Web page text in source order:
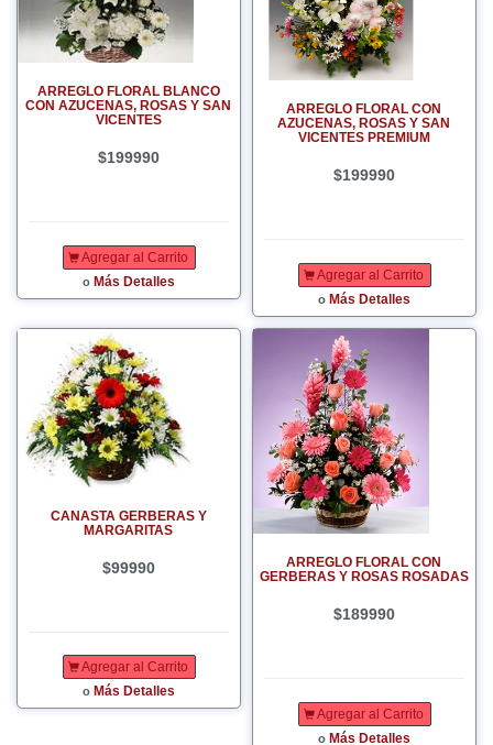
ARREGLO FLORAL BLANCO
CON AZUCENAS, ROSAS Y SAN
VICENTES
$199990
Agregar al Carrito
o Más Detalles
ARREGLO FLORAL CON
AZUCENAS, ROSAS Y SAN
VICENTES PREMIUM
$199990
Agregar al Carrito
o Más Detalles
CANASTA GERBERAS Y
MARGARITAS
$99990
Agregar al Carrito
o Más Detalles
ARREGLO FLORAL CON
GERBERAS Y ROSAS ROSADAS
$189990
Agregar al Carrito
o Más Detalles